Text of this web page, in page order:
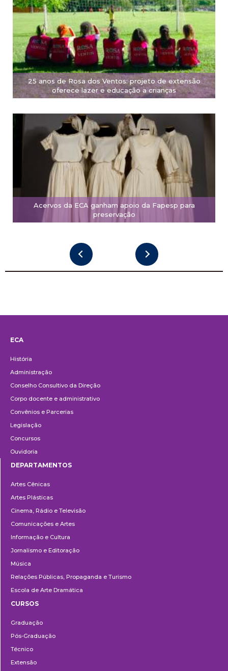
25 anos de Rosa dos Ventos: projeto de extensão
oferece lazer e educação a crianças
Acervos da ECA ganham apoio da Fapesp para
preservação
ECA
História
Administração
Conselho Consultivo da Direção
Corpo docente e administrativo
Convênios e Parcerias
Legislação
Concursos
Ouvidoria
DEPARTAMENTOS
Artes Cênicas
Artes Plásticas
Cinema, Rádio e Televisão
Comunicações e Artes
Informação e Cultura
Jornalismo e Editoração
Música
Relações Públicas, Propaganda e Turismo
Escola de Arte Dramática
CURSOS
Graduação
Pós-Graduação
Técnico
Extensão